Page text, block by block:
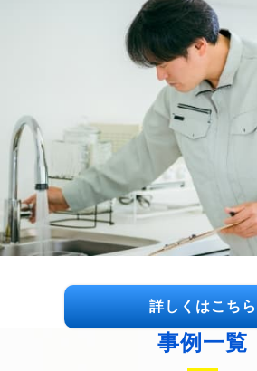
詳しくはこちら
事例一覧